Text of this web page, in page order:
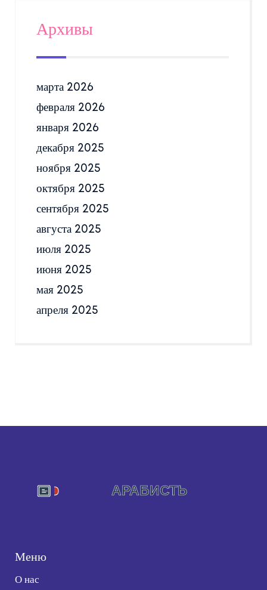
Архивы
марта 2026
февраля 2026
января 2026
декабря 2025
ноября 2025
октября 2025
сентября 2025
августа 2025
июля 2025
июня 2025
мая 2025
апреля 2025
Меню
О нас